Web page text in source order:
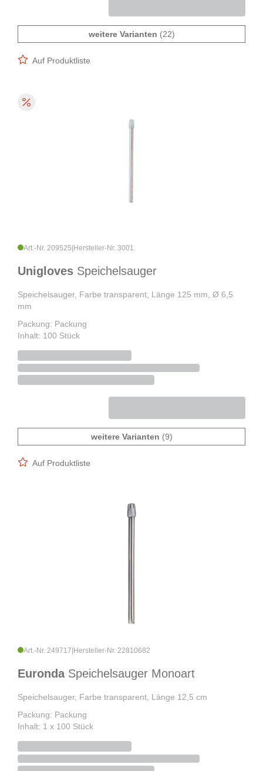
weitere Varianten (22)
Auf Produktliste
Art.-Nr. 209525 Hersteller-Nr. 3001
Unigloves Speichelsauger
Speichelsauger, Farbe transparent, Länge 125 mm, Ø 6,5
mm
Packung: Packung
Inhalt: 100 Stück
weitere Varianten (9)
Auf Produktliste
Art.-Nr. 249717 Hersteller-Nr. 22810682
Euronda Speichelsauger Monoart
Speichelsauger, Farbe transparent, Länge 12,5 cm
Packung: Packung
Inhalt: 1 x 100 Stück